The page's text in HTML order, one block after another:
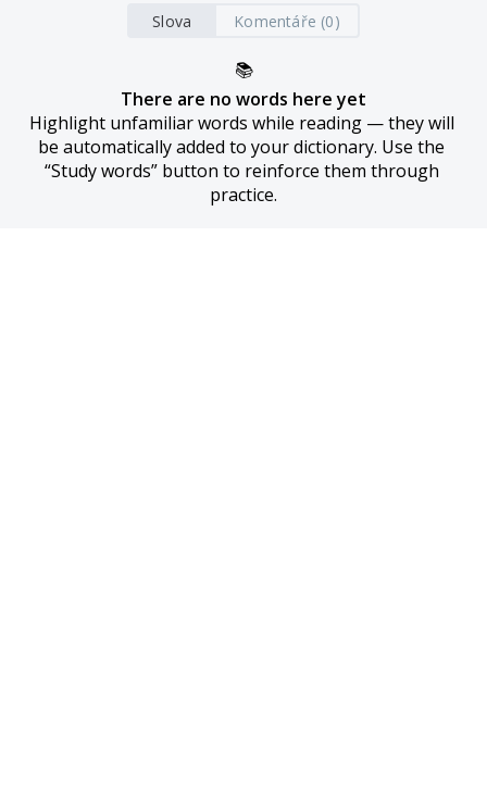
Slova Komentáře (0)
📚
There are no words here yet
Highlight unfamiliar words while reading — they will
be automatically added to your dictionary. Use the
“Study words” button to reinforce them through
practice.